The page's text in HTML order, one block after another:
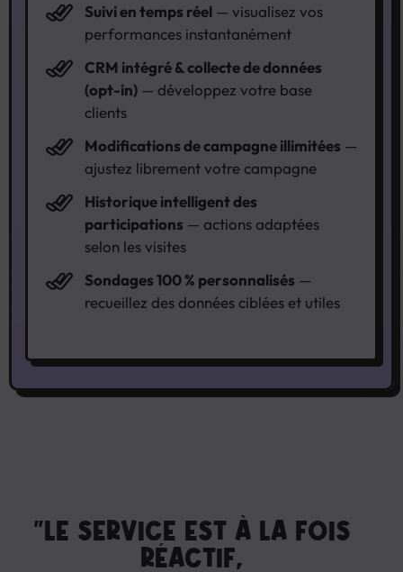
Suivi en temps réel— visualisez vos
performances instantanément
CRM intégré & collecte de données
(opt-in)— développez votre base
clients
Modifications de campagne illimitées —
ajustez librement votre campagne
Historique intelligent des
participations — actions adaptées
selon les visites
Sondages 100 % personnalisés —
recueillez des données ciblées et utiles
"LE SERVICE EST À LA FOIS
RÉACTIF,